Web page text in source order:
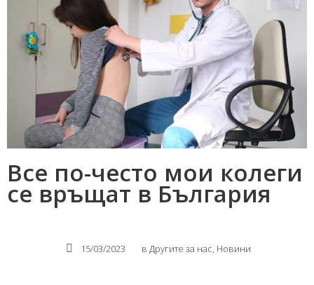
Все по-често мои колеги
се връщат в България
15/03/2023 в Другите за нас, Новини